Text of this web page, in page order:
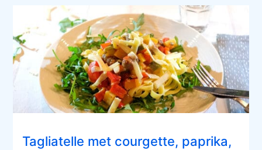
Tagliatelle met courgette, paprika,